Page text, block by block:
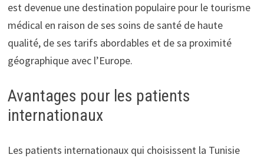
est devenue une destination populaire pour le tourisme
médical en raison de ses soins de santé de haute
qualité, de ses tarifs abordables et de sa proximité
géographique avec l’Europe.
Avantages pour les patients
internationaux
Les patients internationaux qui choisissent la Tunisie